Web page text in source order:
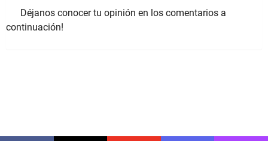
Déjanos conocer tu opinión en los comentarios a
continuación!